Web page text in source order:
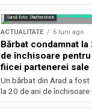
Sursă foto: Shutterstock
ACTUALITATE 6 luni ago
Bărbat condamnat la
de închisoare
fiicei partenerei sale
Un bărbat din Arad a
la 20 de ani de